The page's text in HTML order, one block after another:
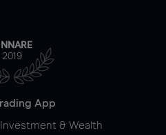
2019
App
& Wealth